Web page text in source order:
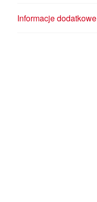
Informacje dodatkowe